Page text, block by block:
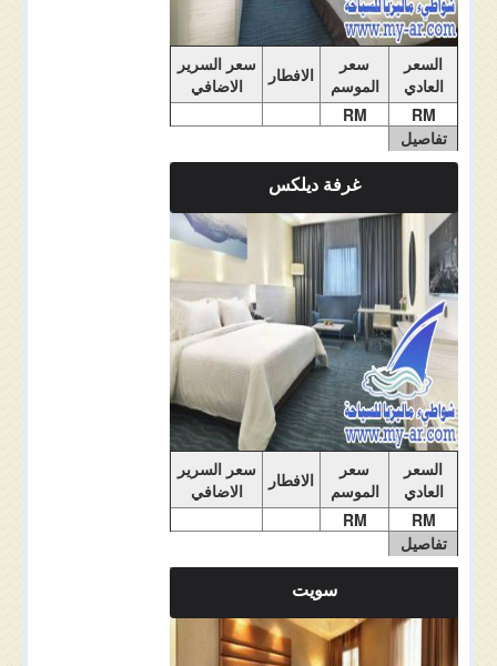
السعر
العادي
سعر
الموسم
الافطار
سعر السرير
الاضافي
RM
RM
تفاصيل
الغرفة
غرفة ديلكس
السعر
العادي
سعر
الموسم
الافطار
سعر السرير
الاضافي
RM
RM
تفاصيل
الغرفة
ملاحضات الغرفة
سويت
ملاحضات الغرفة